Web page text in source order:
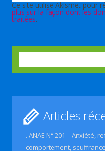
Ce site utilise Akismet pour
plus sur la façon dont les
traitées.
Articles
. ANAE N° 201 – Anxiété,
comportement,